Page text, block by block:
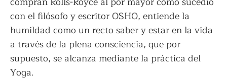
con el filósofo y escritor OSHO, entiende la
humildad como un recto saber y estar en la vida
a través de la plena consciencia, que por
supuesto, se alcanza mediante la práctica del
Yoga.